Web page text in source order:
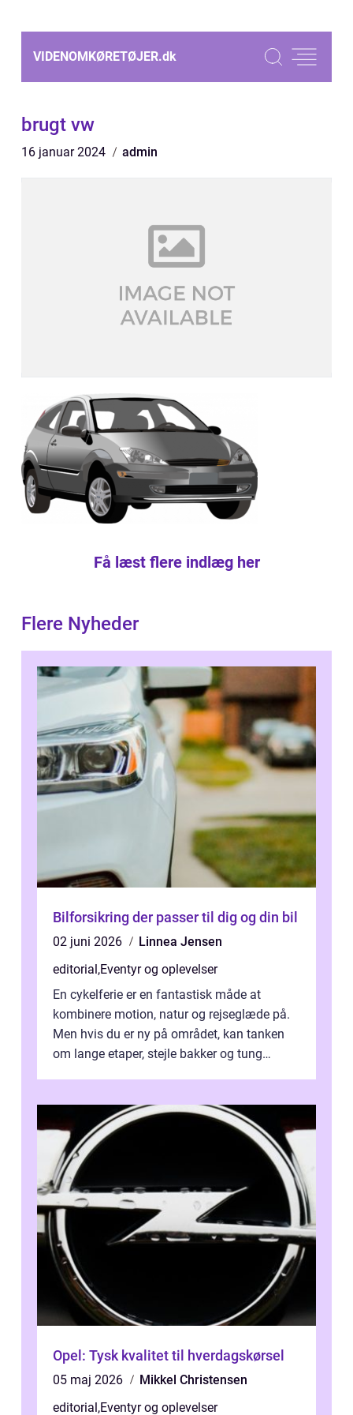
VIDENOMKØRETØJER.dk
brugt vw
16 januar 2024 admin
Få læst flere indlæg her
Flere Nyheder
Bilforsikring der passer til dig og din bil
02 juni 2026
Linnea Jensen
editorial,Eventyr og oplevelser
En cykelferie er en fantastisk måde at
kombinere motion, natur og rejseglæde på.
Men hvis du er ny på området, kan tanken
om lange etaper, stejle bakker og tung
Opel: Tysk kvalitet til hverdagskørsel
05 maj 2026
Mikkel Christensen
editorial,Eventyr og oplevelser